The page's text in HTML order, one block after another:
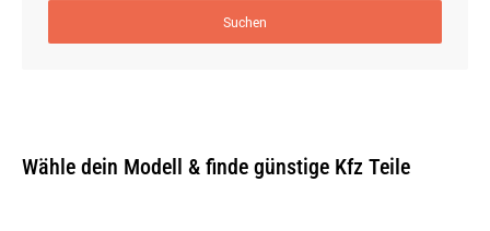
Suchen
Wähle dein Modell & finde günstige Kfz Teile